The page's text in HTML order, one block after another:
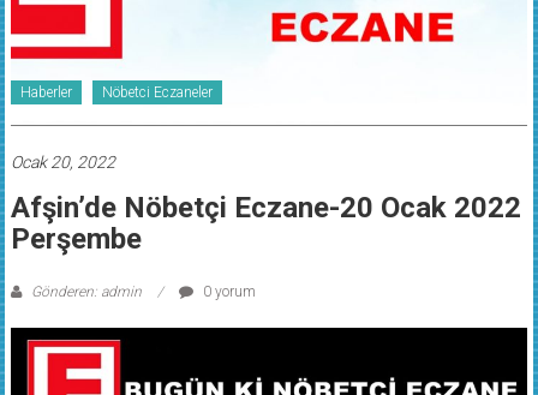
Haberler Nöbetci Eczaneler
Ocak 20, 2022
Afşin’de Nöbetçi Eczane-20 Ocak 2022
Perşembe
Gönderen: admin 0 yorum